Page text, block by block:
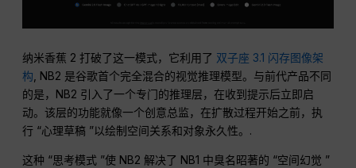
纳米香蕉 2 打破了这一模式，它利用了 双子座 3.1 闪存图像架
构 , NB2 是谷歌首个完全混合的视觉推理模型。与前代产品不同
的是，NB2 引入了一个专门的推理层，在收到提示后立即启
动。该层的功能就像一个创意总监，在扩散过程开始之前，执
行 “心理草稿 ”以绘制空间关系和对象永久性。.
这种 “思考模式 ”使 NB2 解决了 NB1 中臭名昭著的 “空间幻觉 ”